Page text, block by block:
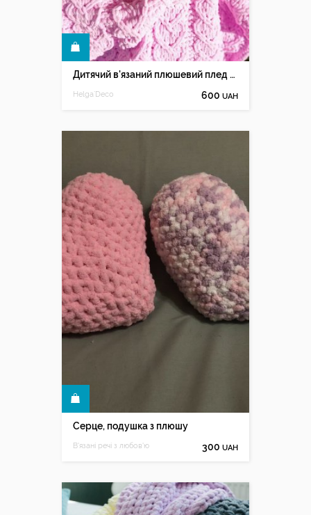
Дитячий в'язаний плюшевий плед - ковдру.
Helga`Deco 600 UAH
Серце, подушка з плюшу
В'язані речі з любов'ю 300 UAH